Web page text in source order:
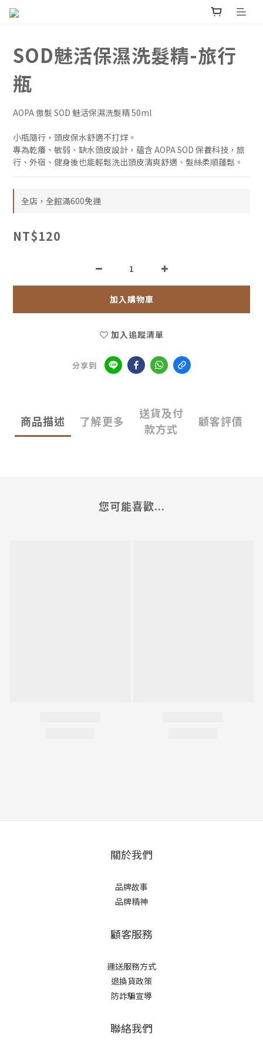
SOD魅活保濕洗髮精-旅行
瓶
AOPA 傲髮 SOD 魅活保濕洗髮精 50ml
小瓶隨行，頭皮保水舒適不打烊。
專為乾癢、敏弱、缺水頭皮設計，蘊含 AOPA SOD 保養科技，旅
行、外宿、健身後也能輕鬆洗出頭皮清爽舒適、髮絲柔順蓬鬆。
全店，全館滿600免運
NT$120
加入購物車
加入追蹤清單
分享到
商品描述 了解更多
送貨及付
款方式
顧客評價
您可能喜歡...
關於我們
品牌故事
品牌精神
顧客服務
運送服務方式
退換貨政策
防詐騙宣導
聯絡我們